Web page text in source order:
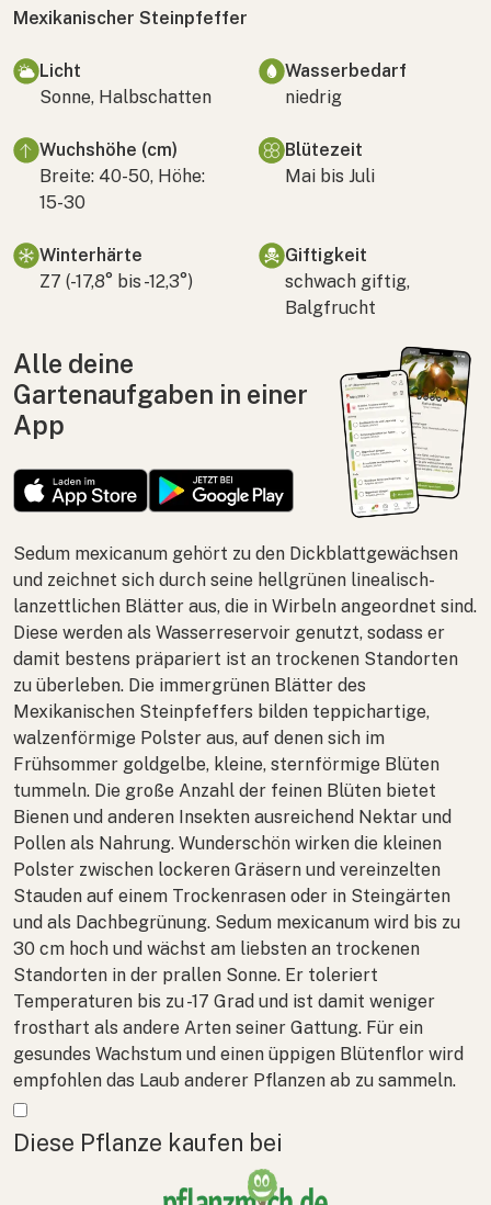
Mexikanischer Steinpfeffer
Licht
Sonne, Halbschatten
Wasserbedarf
niedrig
Wuchshöhe (cm)
Breite: 40-50, Höhe:
15-30
Blütezeit
Mai bis Juli
Winterhärte
Z7 (-17,8° bis -12,3°)
Giftigkeit
schwach giftig,
Balgfrucht
Alle deine
Gartenaufgaben in einer
App
Sedum mexicanum gehört zu den Dickblattgewächsen
und zeichnet sich durch seine hellgrünen linealisch-
lanzettlichen Blätter aus, die in Wirbeln angeordnet sind.
Diese werden als Wasserreservoir genutzt, sodass er
damit bestens präpariert ist an trockenen Standorten
zu überleben. Die immergrünen Blätter des
Mexikanischen Steinpfeffers bilden teppichartige,
walzenförmige Polster aus, auf denen sich im
Frühsommer goldgelbe, kleine, sternförmige Blüten
tummeln. Die große Anzahl der feinen Blüten bietet
Bienen und anderen Insekten ausreichend Nektar und
Pollen als Nahrung. Wunderschön wirken die kleinen
Polster zwischen lockeren Gräsern und vereinzelten
Stauden auf einem Trockenrasen oder in Steingärten
und als Dachbegrünung. Sedum mexicanum wird bis zu
30 cm hoch und wächst am liebsten an trockenen
Standorten in der prallen Sonne. Er toleriert
Temperaturen bis zu -17 Grad und ist damit weniger
frosthart als andere Arten seiner Gattung. Für ein
gesundes Wachstum und einen üppigen Blütenflor wird
empfohlen das Laub anderer Pflanzen ab zu sammeln.
Mehr anzeigen
Diese Pflanze kaufen bei